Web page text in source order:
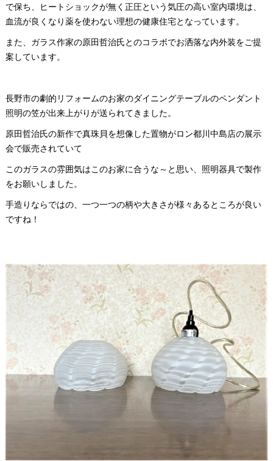
で保ち、ヒートショックが無く正圧という気圧の高い室内環境は、
血流が良くなり薬を使わない理想の健康住宅となっています。
また、ガラス作家の原田哲治氏とのコラボでお洒落な内外装をご提
案しています。
長野市の劇的リフォームのお家のダイニングテーブルのペンダント
照明の笠が出来上がりが送られてきました。
原田哲治氏の新作で真珠貝を想像した置物がロン都川中島店の展示
会で販売されていて
このガラスの雰囲気はこのお家に合うな～と思い、照明器具で製作
をお願いしました。
手造りならではの、一つ一つの柄や大きさが様々あるところが良い
ですね！